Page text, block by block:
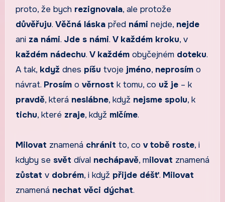
proto, že bych rezignovala, ale protože
důvěřuju. Věčná láskapřed námi nejde, nejde
ani za námi. Jde s námi. V každém kroku, v
každém nádechu. V každémobyčejném doteku.
A tak, když dnes píšu tvoje jméno, neprosímo
návrat. Prosímo věrnost k tomu, co už je– k
pravdě, která neslábne, když nejsme spolu, k
tichu, které zraje, když mlčíme.
Milovat znamená chránit to, co v tobě roste, i
kdyby se svět díval nechápavě, milovat znamená
zůstat v dobrém, i když přijde déšť. Milovat
znamená nechat věci dýchat.